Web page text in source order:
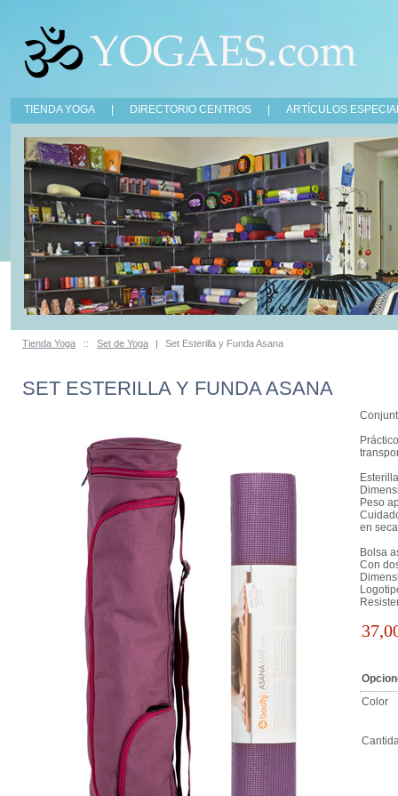
TIENDA YOGA DIRECTORIO CENTROS ARTÍCULOS
Tienda Yoga :: Set de Yoga | Set Esterilla y Funda Asana
SET ESTERILLA Y FUNDA ASANA
Peso
en
Bolsa
Con
Color